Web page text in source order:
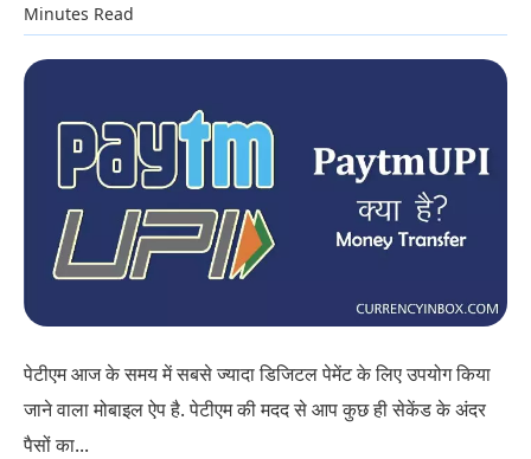
Minutes Read
पेटीएम आज के समय में सबसे ज्यादा डिजिटल पेमेंट के लिए उपयोग किया
जाने वाला मोबाइल ऐप है. पेटीएम की मदद से आप कुछ ही सेकेंड के अंदर
पैसों का...